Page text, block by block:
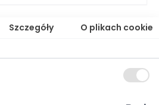
firmy D-Com, która proponuje
umożliwiające klientom wybór
bez ryzyka utraty
z korzystaniem z Internetu.
Szczegóły O plikach cookie